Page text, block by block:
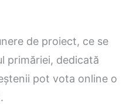
de proiect, ce se
primăriei, dedicată
pot vota online o